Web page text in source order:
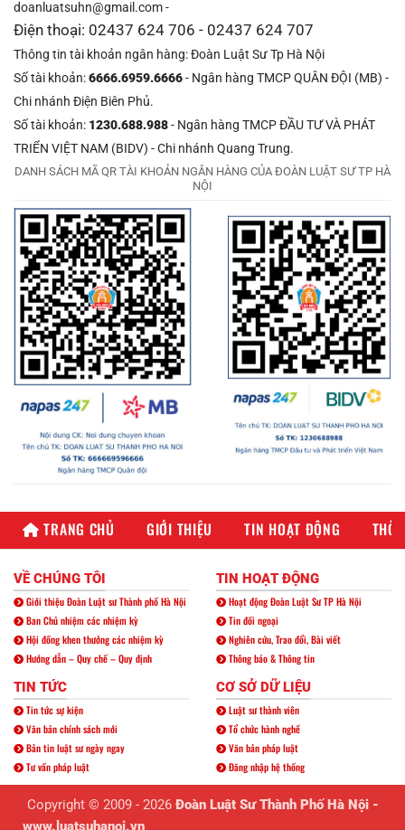
doanluatsuhn@gmail.com -
Điện thoại: 02437 624 706 - 02437 624 707
Thông tin tài khoản ngân hàng: Đoàn Luật Sư Tp Hà Nội
Số tài khoản:6666.6959.6666- Ngân hàng TMCP QUÂN ĐỘI (MB) -
Chi nhánh Điện Biên Phủ.
Số tài khoản: 1230.688.988- Ngân hàng TMCP ĐẦU TƯ VÀ PHÁT
TRIỂN VIỆT NAM (BIDV) - Chi nhánh Quang Trung.
DANH SÁCH MÃ QR TÀI KHOẢN NGÂN HÀNG CỦA ĐOÀN LUẬT SƯ TP HÀ
NỘI
TRANG CHỦ GIỚI THIỆU TIN HOẠT ĐỘNG
VỀ CHÚNG TÔI
Giới thiệu Đoàn Luật sư Thành phố Hà Nội
Ban Chủ nhiệm các nhiệm kỳ
Hội đồng khen thưởng các nhiệm kỳ
Hướng dẫn – Quy chế – Quy định
TIN HOẠT ĐỘNG
Hoạt động Đoàn Luật Sư TP Hà Nội
Tin đối ngoại
Nghiên cứu, Trao đổi, Bài viết
Thông báo & Thông tin
TIN TỨC
Tin tức sự kiện
Văn bản chính sách mới
Bản tin luật sư ngày ngay
Tư vấn pháp luật
CƠ SỞ DỮ LIỆU
Luật sư thành viên
Tổ chức hành nghề
Văn bản pháp luật
Đăng nhập hệ thống
Copyright © 2009 - 2026Đoàn Luật Sư Thành Phố Hà Nội -
www.luatsuhanoi.vn